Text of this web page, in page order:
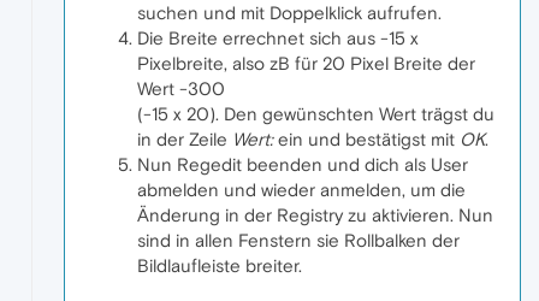
suchen und mit Doppelklick aufrufen.
Die Breite errechnet sich aus -15 x
Pixelbreite, also zB für 20 Pixel Breite der
Wert -300
(-15 x 20). Den gewünschten Wert trägst du
in der Zeile Wert:ein und bestätigst mit OK.
Nun Regedit beenden und dich als User
abmelden und wieder anmelden, um die
Änderung in der Registry zu aktivieren. Nun
sind in allen Fenstern sie Rollbalken der
Bildlaufleiste breiter.